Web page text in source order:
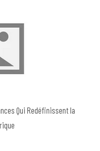
Qui Redéfinissent la